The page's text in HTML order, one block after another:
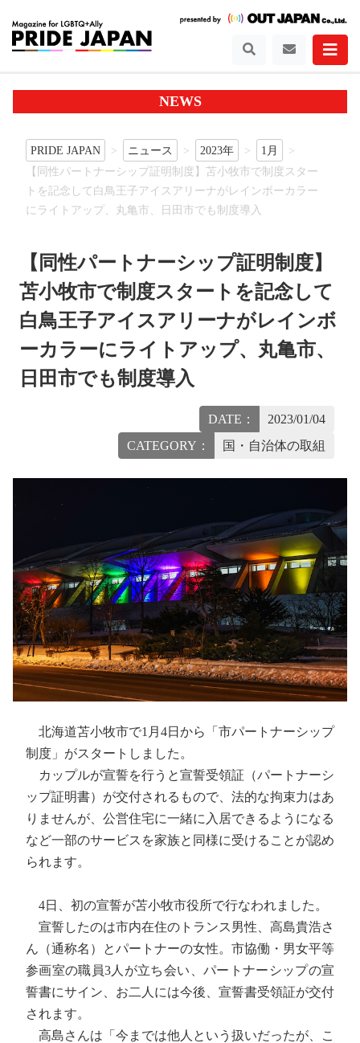
NEWS
PRIDE JAPAN ニュース 2023年
1月
【同性パートナーシップ証明制度】苫小牧市で制度スター
トを記念して白鳥王子アイスアリーナがレインボーカラー
にライトアップ、丸亀市、日田市でも制度導入
【同性パートナーシップ証明制度】
苫小牧市で制度スタートを記念して
白鳥王子アイスアリーナがレインボ
ーカラーにライトアップ、丸亀市、
日田市でも制度導入
DATE：
2023/01/04
CATEGORY：
国・自治体の取組
北海道苫小牧市で1月4日から「市パートナーシップ
制度」がスタートしました。
カップルが宣誓を行うと宣誓受領証（パートナーシ
ップ証明書）が交付されるもので、法的な拘束力はあ
りませんが、公営住宅に一緒に入居できるようになる
など一部のサービスを家族と同様に受けることが認め
られます。
4日、初の宣誓が苫小牧市役所で行なわれました。
宣誓したのは市内在住のトランス男性、高島貴浩さ
ん（通称名）とパートナーの女性。市協働・男女平等
参画室の職員3人が立ち会い、パートナーシップの宣
誓書にサイン、お二人には今後、宣誓書受領証が交付
されます。
高島さんは「今までは他人という扱いだったが、こ